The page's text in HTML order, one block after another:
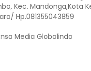
Kec. Mandonga,Kota
Hp.081355043859
Media Globalindo